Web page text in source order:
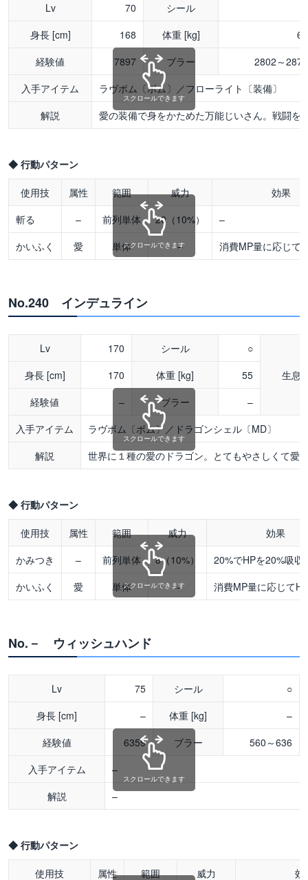
Lv 70 シール
身長 [cm]
168 体重 [kg]
65
経験値
7897 ブラー
2802～2873
入手アイテム
ラヴボム〔ボム〕／フローライト〔装備〕
解説
愛の装備で身をかためた万能じいさん。戦闘を
スクロールできます
◆ 行動パターン
使用技 属性 範囲 威力
効果
斬る
– 前列単体 20（10%）
–
かいふく
愛 単体 – 消費MP量に応じて
スクロールできます
No.240 インデュライン
Lv 170 シール
○
生息
身長 [cm] 170 体重 [kg]
55
経験値
– ブラー
–
入手アイテム
ラヴボム〔ボム〕／ドラゴンシェル〔MD〕
解説
世界に１種の愛のドラゴン。とてもやさしくて愛
スクロールできます
◆ 行動パターン
使用技 属性 範囲 威力
効果
かみつき
– 前列単体 8（10%）
20%でHPを20%吸収
かいふく
愛 単体 – 消費MP量に応じて
スクロールできます
No.－ ウィッシュハンド
Lv 75 シール
○
身長 [cm]
– 体重 [kg]
–
経験値
6359 ブラー
560～636
入手アイテム
–
解説
–
スクロールできます
◆ 行動パターン
使用技 属性 範囲 威力
効